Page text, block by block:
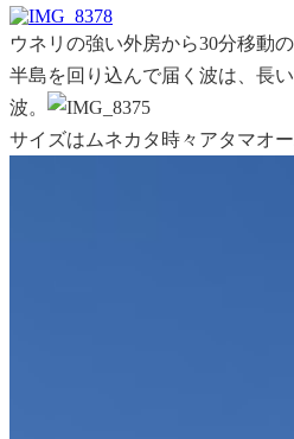
ウネリの強い外房から30分移動の
半島を回り込んで届く波は、長
波。
サイズは ムネカタ時々アタマオー